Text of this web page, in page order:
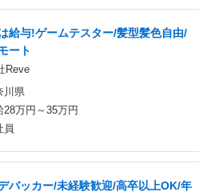
給与!ゲームテスター/髪型髪色自由/
ート
Reve
川県
28万円～35万円
員
バッカー/未経験歓迎/高卒以上OK/年